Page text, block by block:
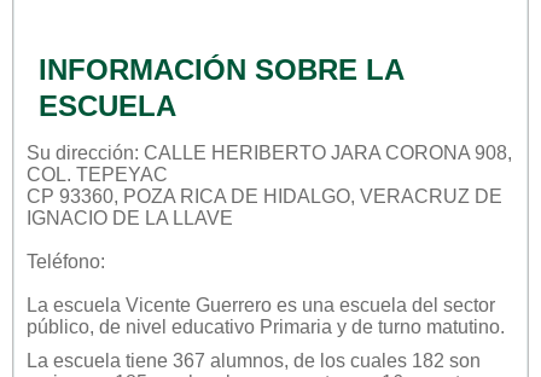
INFORMACIÓN SOBRE LA
ESCUELA
Su dirección: CALLE HERIBERTO JARA CORONA 908,
COL. TEPEYAC
CP 93360, POZA RICA DE HIDALGO, VERACRUZ DE
IGNACIO DE LA LLAVE
Teléfono:
La escuela Vicente Guerrero es una escuela del sector
público, de nivel educativo Primaria y de turno matutino.
La escuela tiene 367 alumnos, de los cuales 182 son